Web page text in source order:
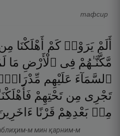
тафсир
أَلَمْ يَرَوْا۟ كَمْ أَهْلَكْنَا
مَّكَّنَّـٰهُمْ فِى ٱلْأَرْضِ مَا
ٱلسَّمَآءَ عَلَيْهِم
تَجْرِى مِن تَحْتِهِمْ
مِنۢ بَعْدِهِمْ قَرْنًا
м мин қарним-м